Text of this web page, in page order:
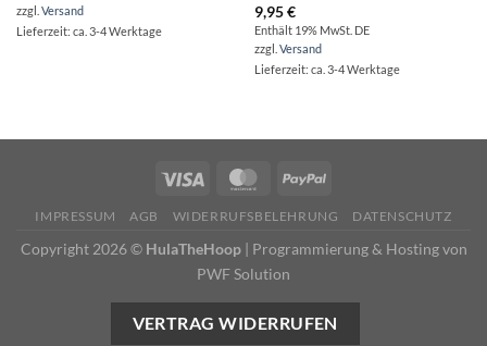
zzgl. Versand
Lieferzeit: ca. 3-4 Werktage
Bewertet
mit4.00
von 5
9,95€
Enthält 19% MwSt. DE
zzgl. Versand
Lieferzeit: ca. 3-4 Werktage
IMPRESSUM AGB WIDERRUFSBELEHRUNG DATENSCHUTZ
Copyright 2026 © HulaTheHoop| Programmierung & Hosting von
PWF Solution
VERTRAG WIDERRUFEN